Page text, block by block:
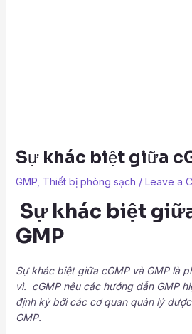
Sự khác biệt giữa
GMP, Thiết bị phòng sạch / Leave a
Sự khác biệt
GMP
Sự khác biệt giữa cGMP và GMP là
vì. cGMP nêu các hướng dẫn GMP
định kỳ bởi các cơ quan quản lý
GMP.